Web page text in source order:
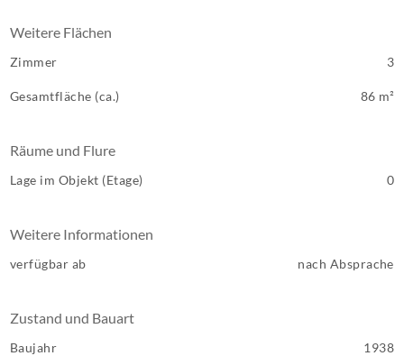
Weitere Flächen
Zimmer 3
Gesamtfläche (ca.) 86 m²
Räume und Flure
Lage im Objekt (Etage) 0
Weitere Informationen
verfügbar ab nach Absprache
Zustand und Bauart
Baujahr 1938